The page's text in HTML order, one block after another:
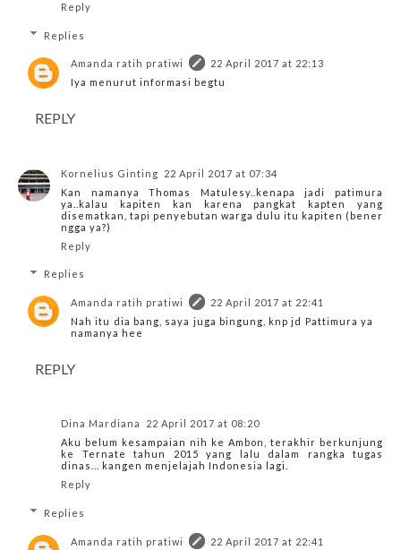
Reply
Replies
Amanda ratih pratiwi
22 April 2017 at 22:13
Iya menurut informasi begtu
REPLY
Kornelius Ginting
22 April 2017 at 07:34
Kan namanya Thomas Matulesy..kenapa jadi patimura
ya..kalau kapiten kan karena pangkat kapten yang
disematkan, tapi penyebutan warga dulu itu kapiten (bener
ngga ya?)
Reply
Replies
Amanda ratih pratiwi
22 April 2017 at 22:41
Nah itu dia bang, saya juga bingung, knp jd Pattimura ya
namanya hee
REPLY
Dina Mardiana
22 April 2017 at 08:20
Aku belum kesampaian nih ke Ambon, terakhir berkunjung
ke Ternate tahun 2015 yang lalu dalam rangka tugas
dinas... kangen menjelajah Indonesia lagi.
Reply
Replies
Amanda ratih pratiwi 22 April 2017 at 22:41